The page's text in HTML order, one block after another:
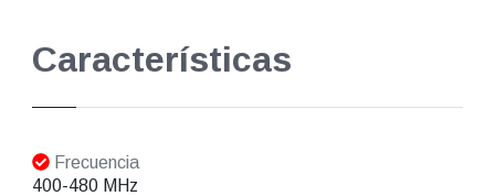
Características
Frecuencia
400-480 MHz